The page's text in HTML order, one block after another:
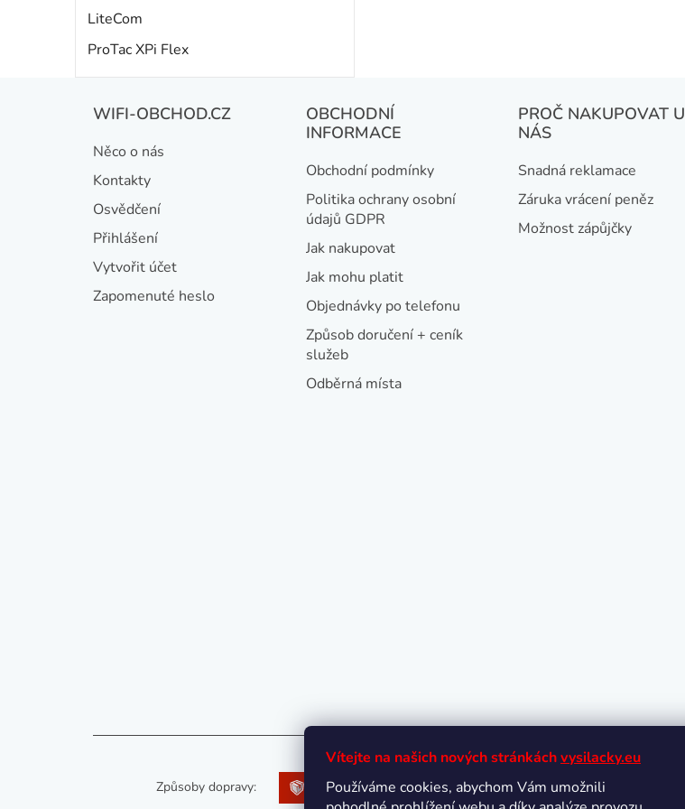
Vítejte na našich nových stránkáchvysilacky.eu
Používáme cookies, abychom Vám umožnili
LiteCom
ProTac XPi Flex
WIFI-OBCHOD.CZ
Něco o nás
Kontakty
Osvědčení
Přihlášení
Vytvořit účet
Zapomenuté heslo
OBCHODNÍ
INFORMACE
Obchodní podmínky
Politika ochrany osobní
údajů GDPR
Jak nakupovat
Jak mohu platit
Objednávky po telefonu
Způsob doručení + ceník
služeb
Odběrná místa
PROČ NAKUPOVAT U
NÁS
Snadná reklamace
Záruka vrácení peněz
Možnost zápůjčky
Způsoby dopravy: